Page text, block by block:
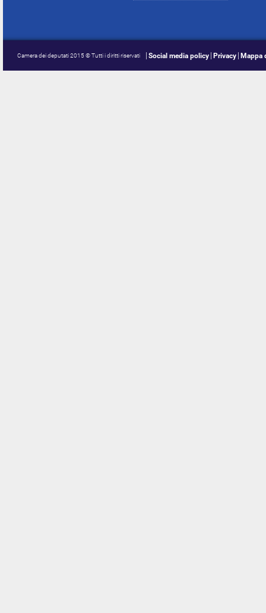
Camera dei deputati 2015 © Tutti i diritti riservati Social media policy Privacy Mappa